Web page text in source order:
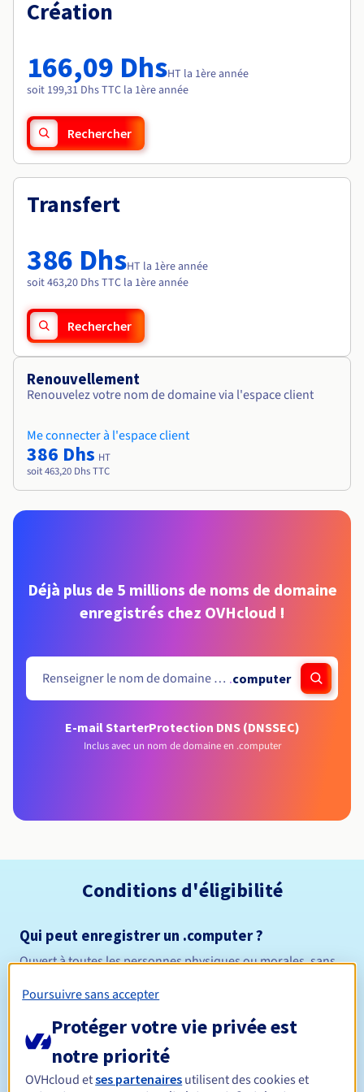
Tarifs
Roadmap & Changelog
Roadmap & Changelog
Création
166,09 DhsHT la 1ère année
soit 199,31 Dhs TTC la 1ère année
Rechercher
Transfert
386 DhsHT la 1ère année
soit 463,20 Dhs TTC la 1ère année
Rechercher
Renouvellement
Renouvelez votre nom de domaine via l'espace client
Me connecter à l'espace client
386 Dhs HT
soit 463,20 Dhs TTC
Déjà plus de 5 millions de noms de domaine
enregistrés chez OVHcloud !
.computer
E-mail StarterProtection DNS (DNSSEC)
Inclus avec un nom de domaine en .computer
Conditions d'éligibilité
Qui peut enregistrer un .computer ?
Ouvert à toutes les personnes physiques ou morales, sans
Durée de réservation
Poursuivre sans accepter
Protéger votre vie privée est
notre priorité
OVHcloud etses partenaires utilisent des cookies et